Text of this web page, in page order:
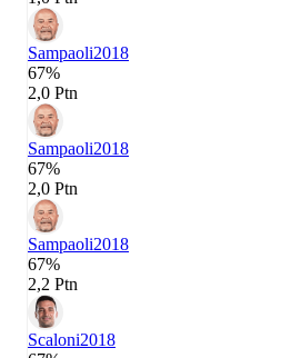
Sampaoli2018
67%
2,0 Ptn
Sampaoli2018
67%
2,0 Ptn
Sampaoli2018
67%
2,2 Ptn
Scaloni2018